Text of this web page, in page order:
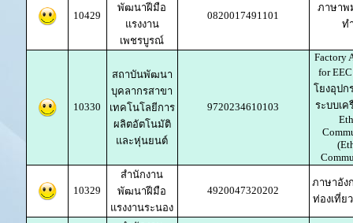
10429
พัฒนาฝีมือ
แรงงาน
เพชรบูรณ์
0820017491101
ภาษาพ
ท
10330
สถาบันพัฒนา
บุคลากรสาขา
เทคโนโลยีการ
ผลิตอัตโนมัติ
และหุ่นยนต์
9720234610103
Factory
for
โยงอุปก
ระบบเ
10329
สำนักงาน
พัฒนาฝีมือ
แรงงานระนอง
4920047320202
ภาษาอัง
ท่องเที่ย